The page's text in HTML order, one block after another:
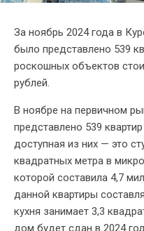
За ноябрь 2024 года в
было представлено 539
роскошных объектов
рублей.
В ноябре на первичном
представлено 539
доступная из них — это
квадратных метра в
которой составила 4,7
данной квартиры
кухня занимает 3,3